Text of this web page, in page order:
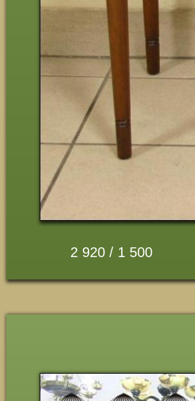
2 920 / 1 500